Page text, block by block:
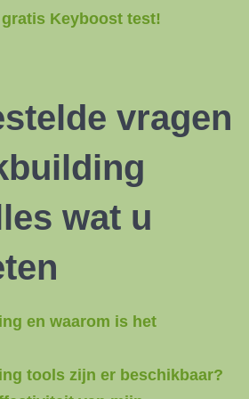
Keyboost test!
vragen
wat u
en waarom is het
tools zijn er beschikbaar?